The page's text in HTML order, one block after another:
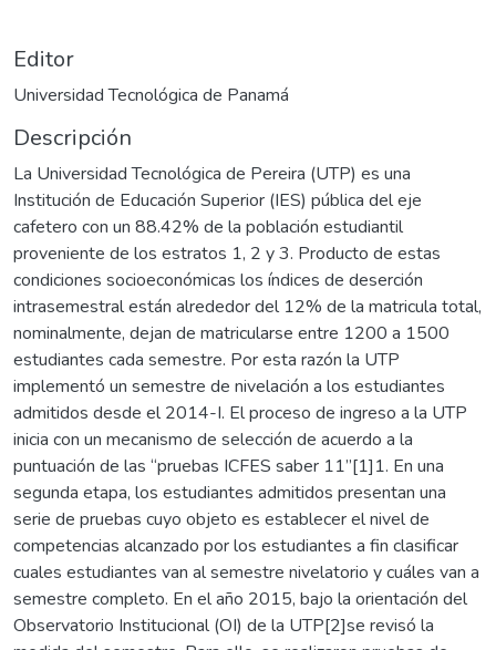
Editor
Universidad Tecnológica de Panamá
Descripción
La Universidad Tecnológica de Pereira (UTP) es una
Institución de Educación Superior (IES) pública del eje
cafetero con un 88.42% de la población estudiantil
proveniente de los estratos 1, 2 y 3. Producto de estas
condiciones socioeconómicas los índices de deserción
intrasemestral están alrededor del 12% de la matricula total,
nominalmente, dejan de matricularse entre 1200 a 1500
estudiantes cada semestre. Por esta razón la UTP
implementó un semestre de nivelación a los estudiantes
admitidos desde el 2014-I. El proceso de ingreso a la UTP
inicia con un mecanismo de selección de acuerdo a la
puntuación de las “pruebas ICFES saber 11”[1]1. En una
segunda etapa, los estudiantes admitidos presentan una
serie de pruebas cuyo objeto es establecer el nivel de
competencias alcanzado por los estudiantes a fin clasificar
cuales estudiantes van al semestre nivelatorio y cuáles van a
semestre completo. En el año 2015, bajo la orientación del
Observatorio Institucional (OI) de la UTP[2]se revisó la